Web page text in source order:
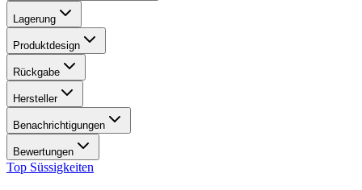
Lagerung
Produktdesign
Rückgabe
Hersteller
Benachrichtigungen
Bewertungen
Top Süssigkeiten